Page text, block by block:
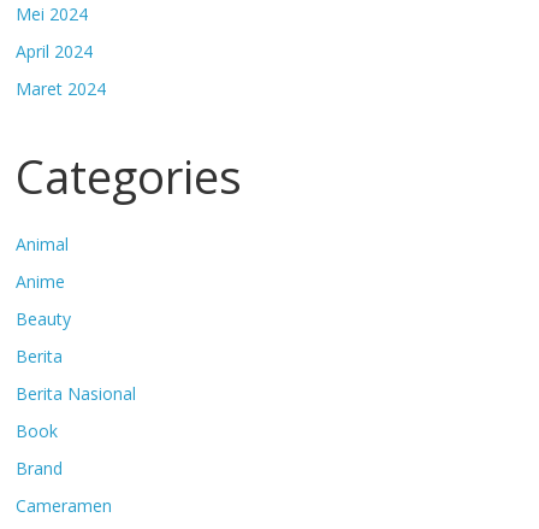
Mei 2024
April 2024
Maret 2024
Categories
Animal
Anime
Beauty
Berita
Berita Nasional
Book
Brand
Cameramen